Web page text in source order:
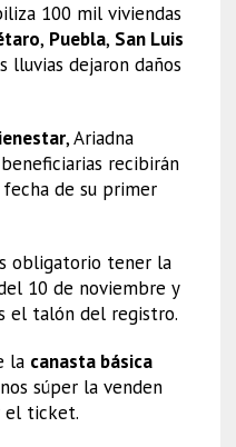
100 mil viviendas
, Puebla, San Luis
lluvias dejaron daños
, Ariadna
recibirán
de su primer
obligatorio tener la
10 de noviembre y
el talón del registro.
la canasta básica
súper la venden
el ticket.